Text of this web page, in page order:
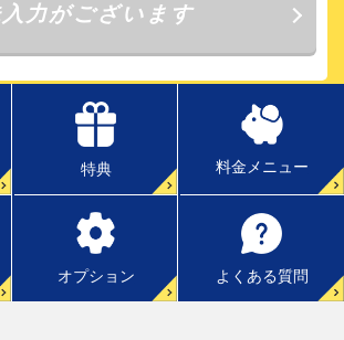
特典 料金メニュー
オプション よくある質問